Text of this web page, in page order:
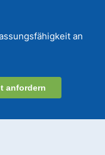
an
anfordern